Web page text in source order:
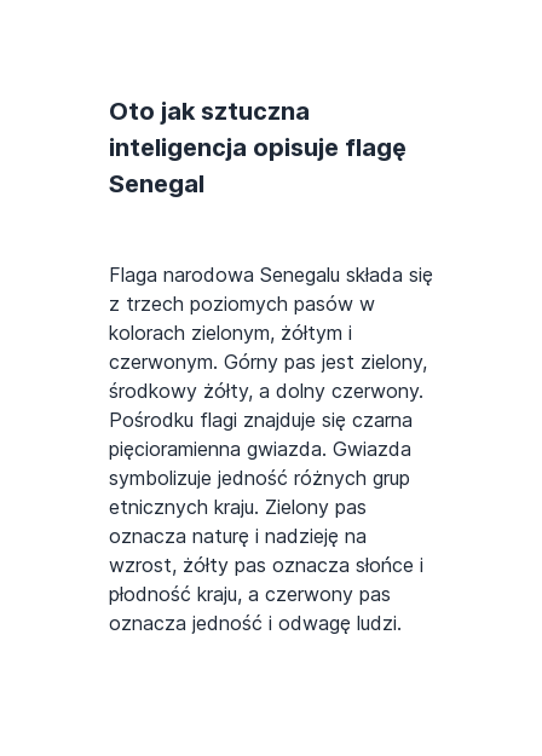
Oto jak sztuczna
inteligencja opisuje flagę
Senegal
Flaga narodowa Senegalu składa się
z trzech poziomych pasów w
kolorach zielonym, żółtym i
czerwonym. Górny pas jest zielony,
środkowy żółty, a dolny czerwony.
Pośrodku flagi znajduje się czarna
pięcioramienna gwiazda. Gwiazda
symbolizuje jedność różnych grup
etnicznych kraju. Zielony pas
oznacza naturę i nadzieję na
wzrost, żółty pas oznacza słońce i
płodność kraju, a czerwony pas
oznacza jedność i odwagę ludzi.